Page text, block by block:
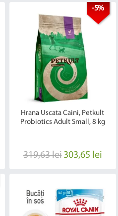
-5%
Hrana Uscata Caini, Petkult
Probiotics Adult Small, 8 kg
319,63 lei 303,65 lei